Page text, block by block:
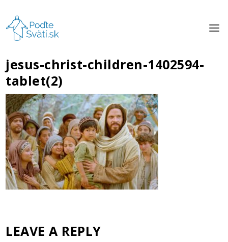
jesus-christ-children-1402594-
tablet(2)
LEAVE A REPLY